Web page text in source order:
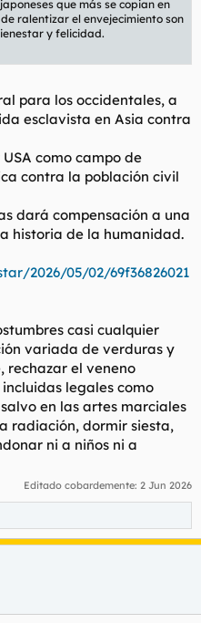
que más se copian en
ralentizar el envejecimiento son
y felicidad.
para los occidentales, a
esclavista en Asia contra
como campo de
contra la población civil
dará compensación a una
historia de la humanidad.
2026/05/02/69f36826021
casi cualquier
variada de verduras y
rechazar el veneno
legales como
en las artes marciales
radiación, dormir siesta,
ni a niños ni a
Editado cobardemente: 2 Jun 2026